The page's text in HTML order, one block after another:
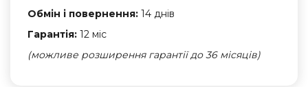
Обмін і повернення: 14 днів
Гарантія: 12 міс
(можливе розширення гарантії до 36 місяців)